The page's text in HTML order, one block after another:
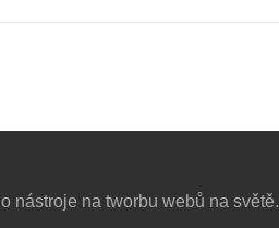
nástroje na tworbu webů na světě.